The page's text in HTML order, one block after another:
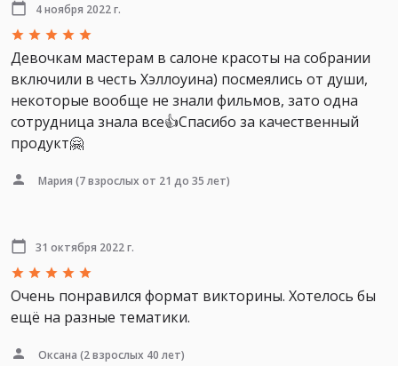
4 ноября 2022 г.
Девочкам мастерам в салоне красоты на собрании
включили в честь Хэллоуина) посмеялись от души,
некоторые вообще не знали фильмов, зато одна
сотрудница знала все👍Спасибо за качественный
продукт🤗
Мария (7 взрослых от 21 до 35 лет)
31 октября 2022 г.
Очень понравился формат викторины. Хотелось бы
ещё на разные тематики.
Оксана (2 взрослых 40 лет)